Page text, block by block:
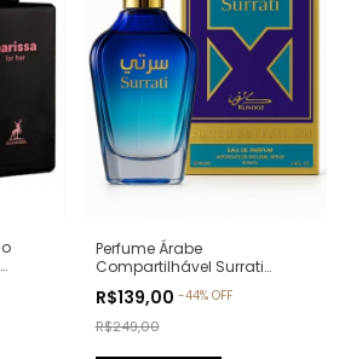
Perfume Árabe
Compartilhável Surrati
Parfum - 100ml (Ref. Olfativa:
Erba Pura Xerjoff)
R$139,00 -44% OFF
R$249,00